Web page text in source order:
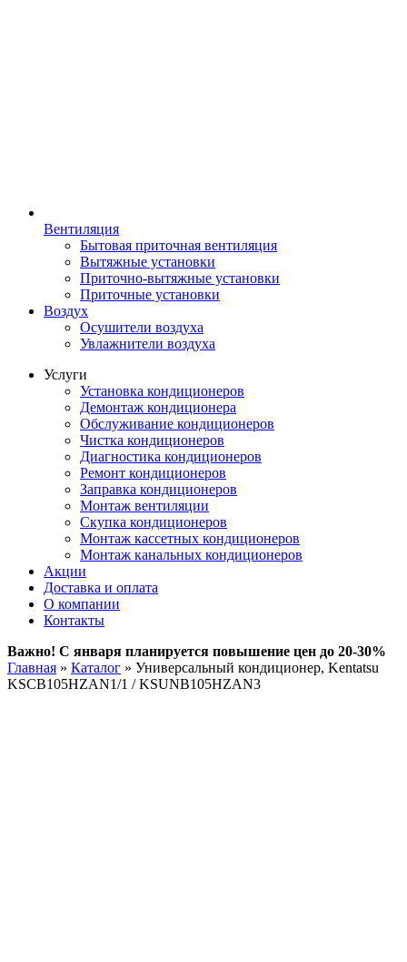
Вентиляция
Бытовая приточная вентиляция
Вытяжные установки
Приточно-вытяжные установки
Приточные установки
Воздух
Осушители воздуха
Увлажнители воздуха
Услуги
Установка кондиционеров
Демонтаж кондиционера
Обслуживание кондиционеров
Чистка кондиционеров
Диагностика кондиционеров
Ремонт кондиционеров
Заправка кондиционеров
Монтаж вентиляции
Скупка кондиционеров
Монтаж кассетных кондиционеров
Монтаж канальных кондиционеров
Акции
Доставка и оплата
О компании
Контакты
Важно! С января планируется повышение цен до 20-30%
Главная » Каталог » Универсальный кондиционер, Kentatsu
KSCB105HZAN1/1 / KSUNB105HZAN3